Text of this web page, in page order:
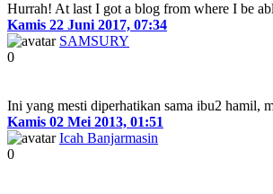
Hurrah! At last I got a blog from where I be
Kamis 22 Juni 2017, 07:34
SAMSURY
0
Ini yang mesti diperhatikan sama ibu2 hamil,
Kamis 02 Mei 2013, 01:51
Icah Banjarmasin
0